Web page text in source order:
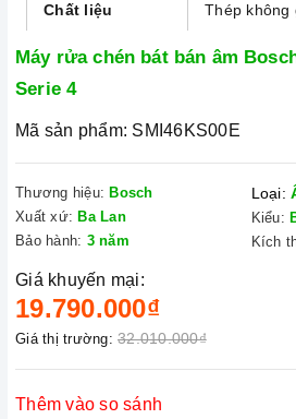
Chất liệu Thép không
Điều khiển
Công suất rửa 13 bộ
Lượng nước
tiêu thụ
7.5 lít/ lần
Độ ồn
Dòng điện
Kích thước sản
Máy rửa chén bát bán âm
Serie 4
Mã sản phẩm: SMI46KS00E
Thương hiệu: Bosch
Xuất xứ: Ba Lan
Bảo hành: 3 năm
Loại:
Kiểu:
Kích
Giá khuyến mại:
19.790.000₫
Giá thị trường: 32.010.000₫
Thêm vào so sánh